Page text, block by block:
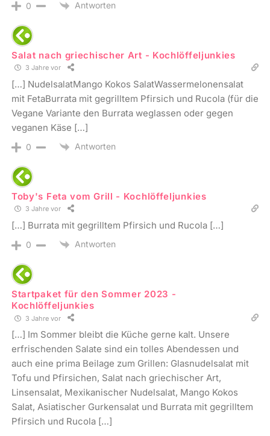
0 Antworten
Salat nach griechischer Art - Kochlöffeljunkies
3 Jahre vor
[…] NudelsalatMango Kokos SalatWassermelonensalat
mit FetaBurrata mit gegrilltem Pfirsich und Rucola (für die
Vegane Variante den Burrata weglassen oder gegen
veganen Käse […]
0 Antworten
Toby's Feta vom Grill - Kochlöffeljunkies
3 Jahre vor
[…] Burrata mit gegrilltem Pfirsich und Rucola […]
0 Antworten
Startpaket für den Sommer 2023 -
Kochlöffeljunkies
3 Jahre vor
[…] Im Sommer bleibt die Küche gerne kalt. Unsere
erfrischenden Salate sind ein tolles Abendessen und
auch eine prima Beilage zum Grillen: Glasnudelsalat mit
Tofu und Pfirsichen, Salat nach griechischer Art,
Linsensalat, Mexikanischer Nudelsalat, Mango Kokos
Salat, Asiatischer Gurkensalat und Burrata mit gegrilltem
Pfirsich und Rucola […]